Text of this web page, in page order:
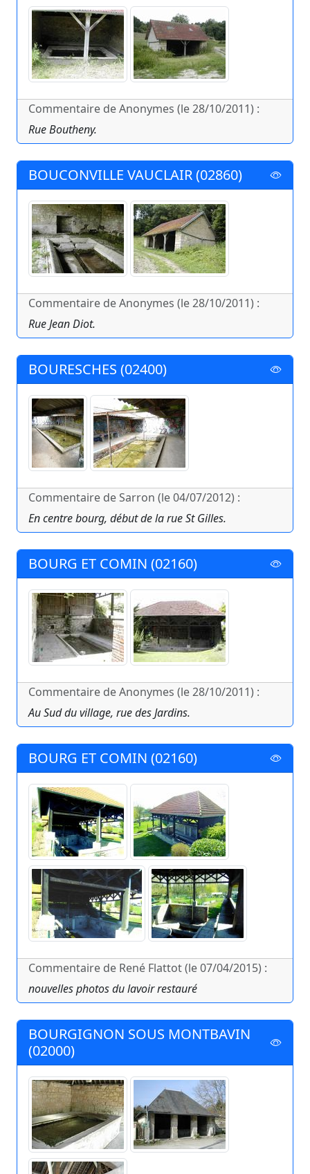
Commentaire de Anonymes (le 28/10/2011) :
Rue Boutheny.
BOUCONVILLE VAUCLAIR (02860)
Commentaire de Anonymes (le 28/10/2011) :
Rue Jean Diot.
BOURESCHES (02400)
Commentaire de Sarron (le 04/07/2012) :
En centre bourg, début de la rue St Gilles.
BOURG ET COMIN (02160)
Commentaire de Anonymes (le 28/10/2011) :
Au Sud du village, rue des Jardins.
BOURG ET COMIN (02160)
Commentaire de René Flattot (le 07/04/2015) :
nouvelles photos du lavoir restauré
BOURGIGNON SOUS MONTBAVIN
(02000)